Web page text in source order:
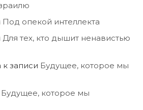
Под опекой интеллекта
Для тех, кто дышит ненавистью
к записи Будущее, которое мы
Будущее, которое мы